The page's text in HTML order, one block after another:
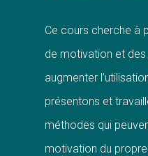
Ce cours cherche à
de motivation et
augmenter
présentons et
méthodes qui
motivation du